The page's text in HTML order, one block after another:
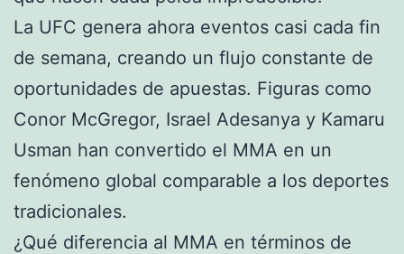
La UFC genera ahora eventos casi cada fin
de semana, creando un flujo constante de
oportunidades de apuestas. Figuras como
Conor McGregor, Israel Adesanya y Kamaru
Usman han convertido el MMA en un
fenómeno global comparable a los deportes
tradicionales.
¿Qué diferencia al MMA en términos de